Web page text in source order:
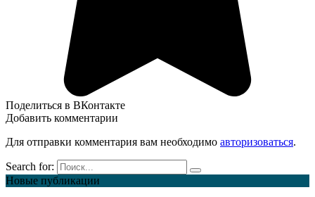
Поделиться в ВКонтакте
Добавить комментарии
Для отправки комментария вам необходимо авторизоваться.
Search for:
Новые публикации